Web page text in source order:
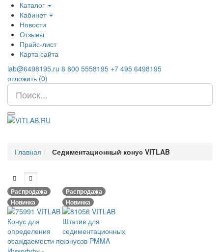
Каталог
Кабинет
Новости
Отзывы
Прайс-лист
Карта сайта
lab@6498195.ru 8 800 5558195 +7 495 6498195
отложить (0)
Главная Седиментационный конус VITLAB
Распродажа
Новинка
Распродажа
Новинка